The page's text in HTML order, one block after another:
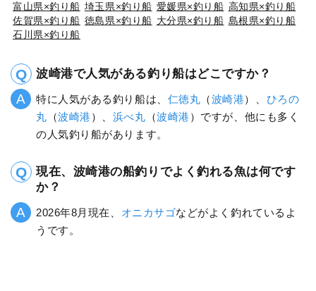
富山県×釣り船 埼玉県×釣り船 愛媛県×釣り船 高知県×釣り船
佐賀県×釣り船 徳島県×釣り船 大分県×釣り船 島根県×釣り船
石川県×釣り船
波崎港で人気がある釣り船はどこですか？
特に人気がある釣り船は、 仁徳丸 （波崎港）、 ひろの
丸 （波崎港 ）、 浜べ丸 （波崎港 ）ですが、他にも多く
の人気釣り船があります。
現在、波崎港の船釣りでよく釣れる魚は何です
か？
2026年8月現在、 オニカサゴなどがよく釣れているよ
うです。